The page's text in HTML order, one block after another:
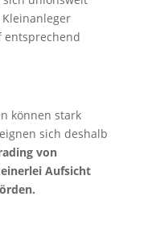
entsprechend
können stark
sich deshalb
von
Aufsicht